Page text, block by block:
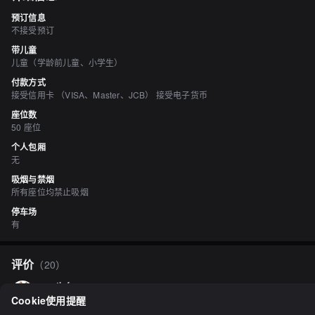
预订信息
不接受预订
带儿童
儿童（学龄前儿童、小学生）
付款方式
接受信用卡 （VISA、Master、JCB） 接受电子货币
座位数
50 座位
个人包厢
无
吸烟与禁烟
所有座位均禁止吸烟
停车场
有
评价（20）
north-fox
郊外的六花亭经常设有茶室。福住店的二楼也设有茶室。虽然空间很
Cookie使用提醒